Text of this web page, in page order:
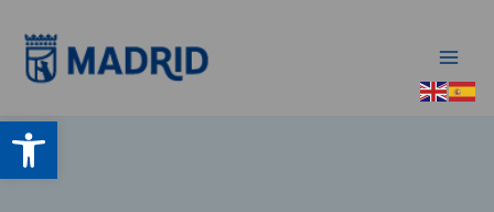
Abrir barra de herramientas
contenido